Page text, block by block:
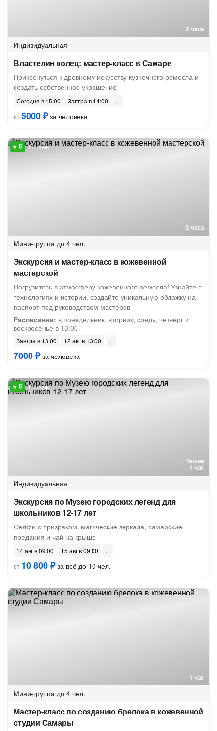
2 часа
Индивидуальная
Властелин колец: мастер-класс в Самаре
Прикоснуться к древнему искусству кузнечного ремесла и
создать собственное украшение
Сегодня в 15:00
Завтра в 14:00
от5000 ₽за человека
2 часа
1 отзыв
Мини-группа до 4 чел.
Экскурсия и мастер-класс в кожевенной
мастерской
Погрузитесь в атмосферу кожевенного ремесла! Узнайте о
технологиях и истории, создайте уникальную обложку на
паспорт под руководством мастеров
Расписание: в понедельник, вторник, среду, четверг и
воскресенье в 13:00
Завтра в 13:00 12 авг в 13:00
7000 ₽за человека
Пешая
1 час
1 отзыв
Индивидуальная
Экскурсия по Музею городских легенд для
школьников 12-17 лет
Селфи с призраком, магические зеркала, самарские
предания и чай на крыше
14 авг в 09:00
15 авг в 09:00
от 10 800 ₽за всё до 10 чел.
1 час
Мини-группа до 4 чел.
Мастер-класс по созданию брелока в кожевенной
студии Самары